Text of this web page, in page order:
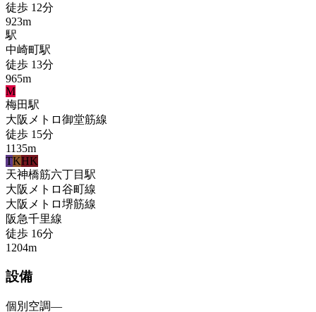
徒歩 12分
923m
駅
中崎町駅
徒歩 13分
965m
M
梅田駅
大阪メトロ御堂筋線
徒歩 15分
1135m
TKHK
天神橋筋六丁目 駅
大阪メトロ谷町線
大阪メトロ堺筋線
阪急千里線
徒歩 16分
1204m
設備
個別空調—